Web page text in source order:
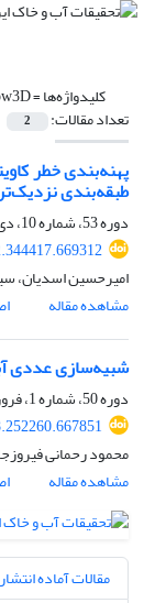
کلیدواژه‌ها =
تعداد مقالات: 2
پهنه‌بندی خطر
طبقه‌بندی
دوره 53، شماره 10، دی 1401، صفحه
امیرحسین اسدیان،
مشاهده مقاله
شبیه‌سازی عددی
دوره 50، شماره 1، فروردین و اردیبهشت 1398، صفحه
محمود رحمانی
مشاهده مقاله
مقالات آماده انتشار